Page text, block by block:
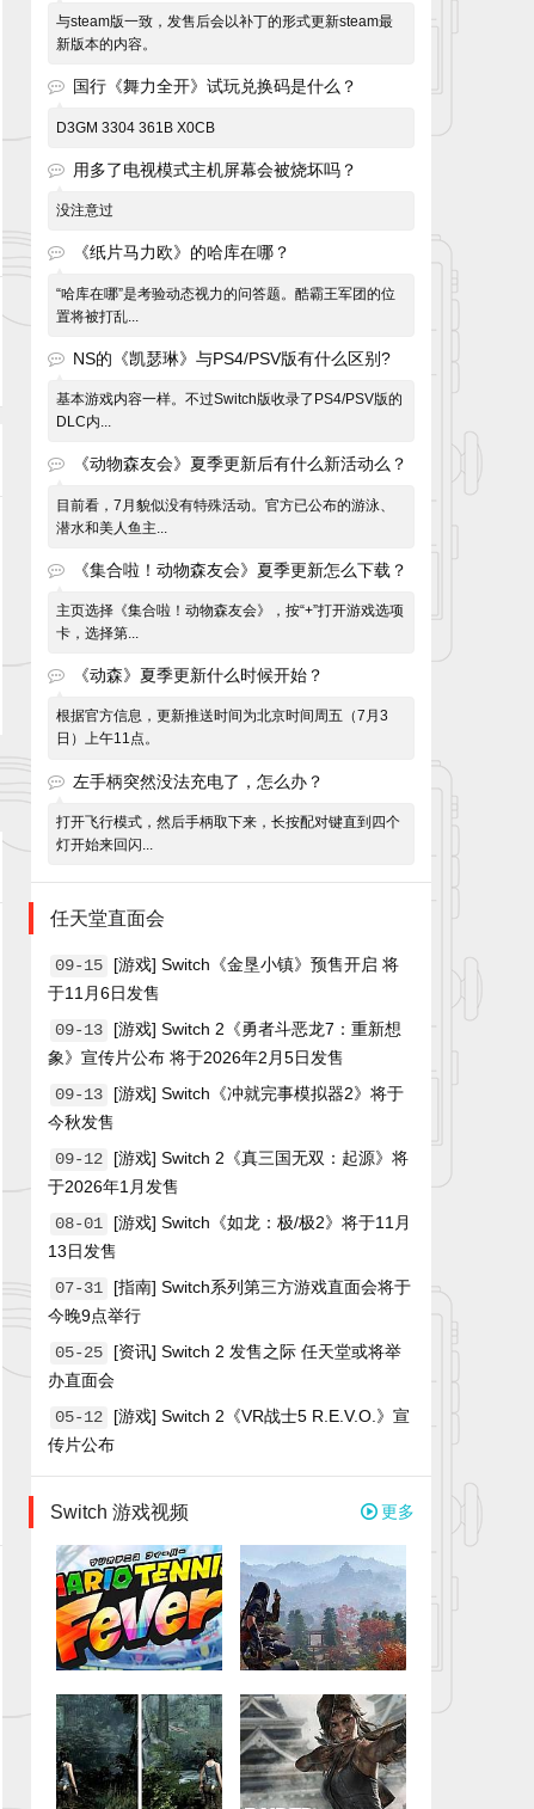
与steam版一致，发售后会以补丁的形式更新steam最
新版本的内容。
国行《舞力全开》试玩兑换码是什么？
D3GM 3304 361B X0CB
用多了电视模式主机屏幕会被烧坏吗？
没注意过
《纸片马力欧》的哈库在哪？
“哈库在哪”是考验动态视力的问答题。酷霸王军团的位
置将被打乱...
NS的《凯瑟琳》与PS4/PSV版有什么区别?
基本游戏内容一样。不过Switch版收录了PS4/PSV版的
DLC内...
《动物森友会》夏季更新后有什么新活动么？
目前看，7月貌似没有特殊活动。官方已公布的游泳、
潜水和美人鱼主...
《集合啦！动物森友会》夏季更新怎么下载？
主页选择《集合啦！动物森友会》，按“+”打开游戏选项
卡，选择第...
《动森》夏季更新什么时候开始？
根据官方信息，更新推送时间为北京时间周五（7月3
日）上午11点。
左手柄突然没法充电了，怎么办？
打开飞行模式，然后手柄取下来，长按配对键直到四个
灯开始来回闪...
任天堂直面会
09-15
[游戏] Switch《金垦小镇》预售开启 将
于11月6日发售
09-13
[游戏] Switch 2《勇者斗恶龙7：重新想
象》宣传片公布 将于2026年2月5日发售
09-13
[游戏] Switch《冲就完事模拟器2》将于
今秋发售
09-12
[游戏] Switch 2《真三国无双：起源》将
于2026年1月发售
08-01
[游戏] Switch《如龙：极/极2》将于11月
13日发售
07-31
[指南] Switch系列第三方游戏直面会将于
今晚9点举行
05-25
[资讯] Switch 2 发售之际 任天堂或将举
办直面会
05-12
[游戏] Switch 2《VR战士5 R.E.V.O.》宣
传片公布
Switch 游戏视频 更多